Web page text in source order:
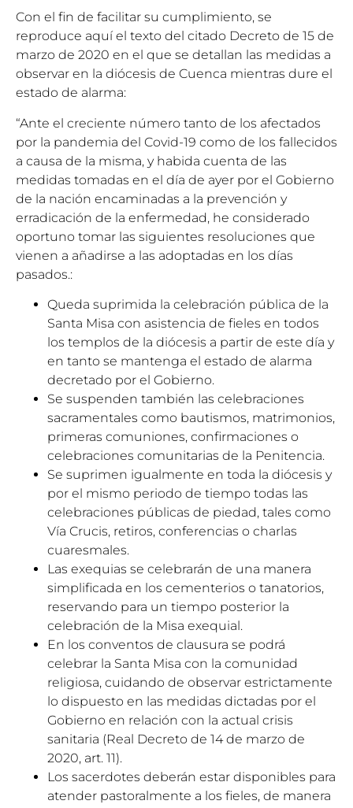
Con el fin de facilitar su cumplimiento, se
reproduce aquí el texto del citado Decreto de 15 de
marzo de 2020 en el que se detallan las medidas a
observar en la diócesis de Cuenca mientras dure el
estado de alarma:
“Ante el creciente número tanto de los afectados
por la pandemia del Covid-19 como de los fallecidos
a causa de la misma, y habida cuenta de las
medidas tomadas en el día de ayer por el Gobierno
de la nación encaminadas a la prevención y
erradicación de la enfermedad, he considerado
oportuno tomar las siguientes resoluciones que
vienen a añadirse a las adoptadas en los días
pasados.:
Queda suprimida la celebración pública de la
Santa Misa con asistencia de fieles en todos
los templos de la diócesis a partir de este día y
en tanto se mantenga el estado de alarma
decretado por el Gobierno.
Se suspenden también las celebraciones
sacramentales como bautismos, matrimonios,
primeras comuniones, confirmaciones o
celebraciones comunitarias de la Penitencia.
Se suprimen igualmente en toda la diócesis y
por el mismo periodo de tiempo todas las
celebraciones públicas de piedad, tales como
Vía Crucis, retiros, conferencias o charlas
cuaresmales.
Las exequias se celebrarán de una manera
simplificada en los cementerios o tanatorios,
reservando para un tiempo posterior la
celebración de la Misa exequial.
En los conventos de clausura se podrá
celebrar la Santa Misa con la comunidad
religiosa, cuidando de observar estrictamente
lo dispuesto en las medidas dictadas por el
Gobierno en relación con la actual crisis
sanitaria (Real Decreto de 14 de marzo de
2020, art. 11).
Los sacerdotes deberán estar disponibles para
atender pastoralmente a los fieles, de manera